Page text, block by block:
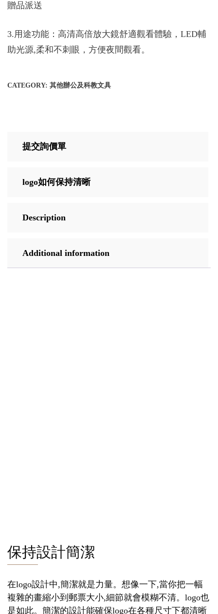
贈品派送
3.用途功能：高清高倍放大鏡舒適觀看體驗，LED輔
助光源,柔和不刺眼，方便夜間觀看。
CATEGORY: 其他辦公及科教文具
提交詢價單
logo如何保持清晰
Description
Additional information
保持設計簡潔
在logo設計中,簡潔就是力量。想像一下,當你把一幅
複雜的畫縮小到郵票大小,細節就會模糊不清。logo也
是如此。簡潔的設計能確保logo在各種尺寸下都清晰